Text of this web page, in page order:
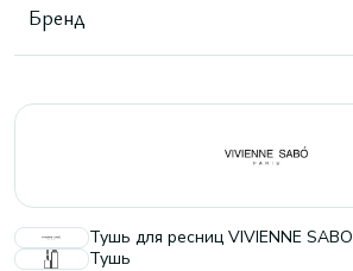
Бренд
Тушь для ресниц VIVIENNE SABO
Тушь